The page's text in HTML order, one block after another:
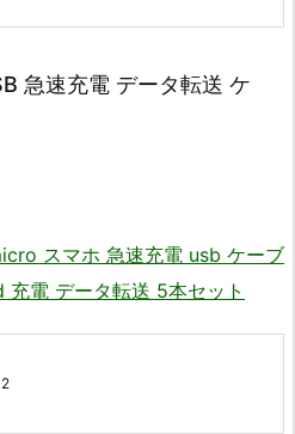
急速充電 データ転送 ケ
スマホ 急速充電 usb ケーブ
電 データ転送 5本セット